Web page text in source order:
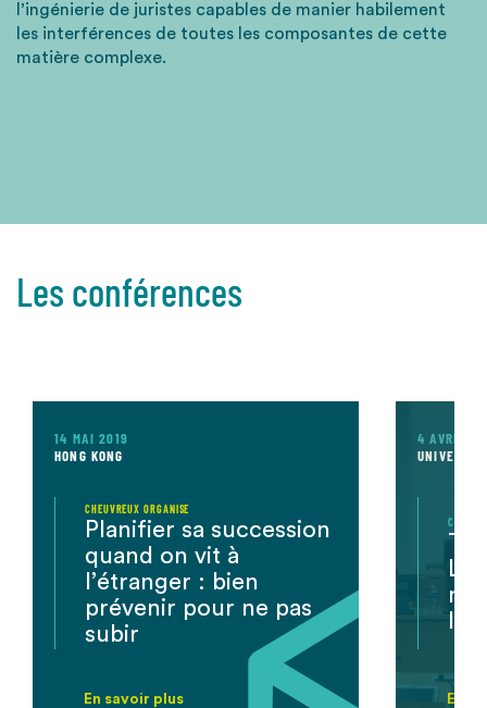
l’ingénierie de juristes capables de manier habilement
les interférences de toutes les composantes de cette
matière complexe.
Les conférences
14 MAI 2019
HONG KONG
CHEUVREUX ORGANISE
Planifier sa succession
quand on vit à
l’étranger : bien
prévenir pour ne pas
subir
En savoir plus
4 AVRIL
En